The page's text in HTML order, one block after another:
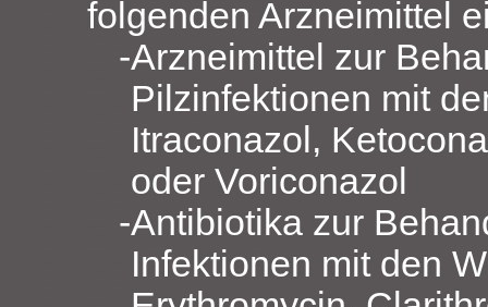
folgenden Arzneimittel
Arzneimittel zur
Pilzinfektionen mit
Itraconazol,
oder Voriconazol
Antibiotika zur
Infektionen mit den